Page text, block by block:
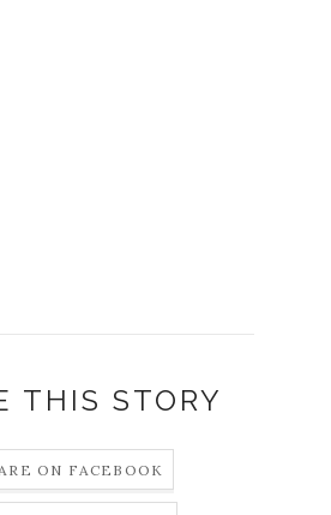
THIS STORY
ON FACEBOOK